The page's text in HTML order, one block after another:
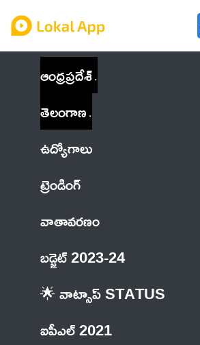
ఆంధ్రప్రదేశ్
తెలంగాణ
ఉద్యోగాలు
ట్రెండింగ్
వాతావరణం
బడ్జెట్ 2023-24
🌟 వాట్సాప్ STATUS
ఐపీఎల్ 2021